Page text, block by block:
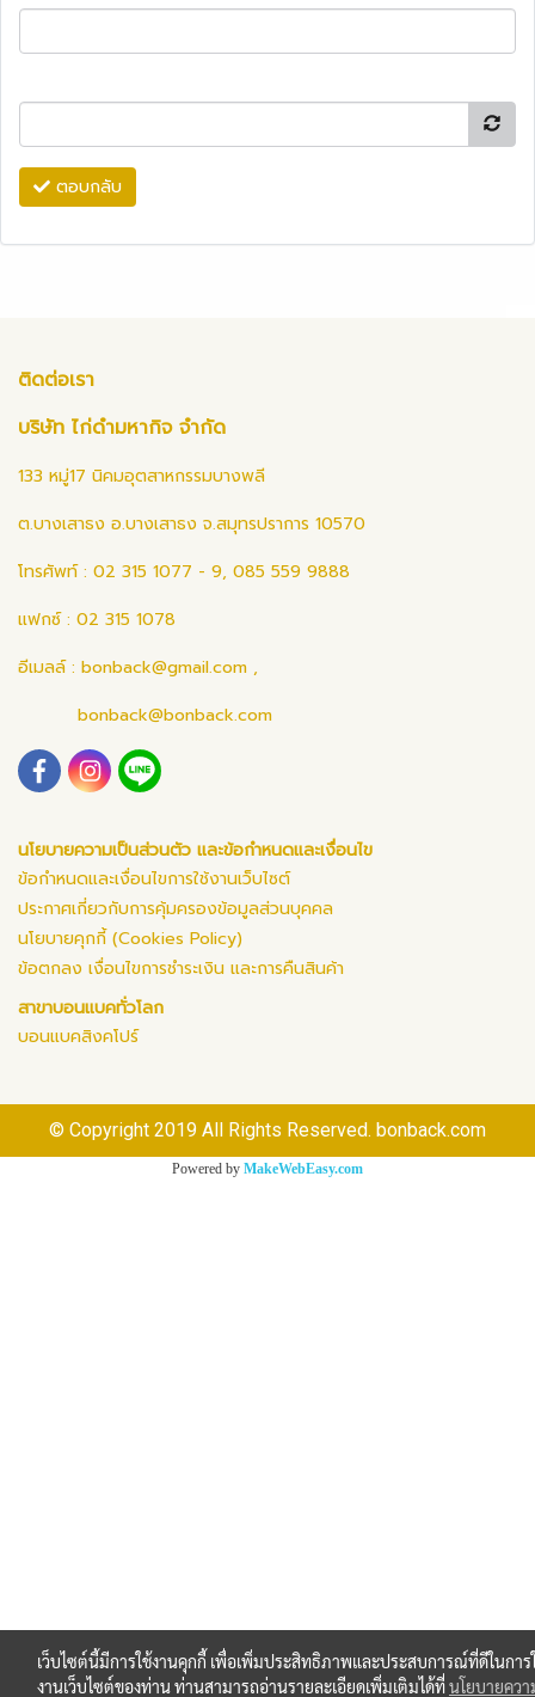
ตอบกลับ
ติดต่อเรา
บริษัท ไก่ดำมหากิจ จำกัด
133 หมู่17 นิคมอุตสาหกรรมบางพลี
ต.บางเสาธง อ.บางเสาธง จ.สมุทรปราการ 10570
โทรศัพท์ : 02 315 1077 - 9, 085 559 9888
แฟกซ์ : 02 315 1078
อีเมลล์ : bonback@gmail.com ,
bonback@bonback.com
นโยบายความเป็นส่วนตัว และข้อกำหนดและเงื่อนไข
ข้อกำหนดและเงื่อนไขการใช้งานเว็บไซต์
ประกาศเกี่ยวกับการคุ้มครองข้อมูลส่วนบุคคล
นโยบายคุกกี้ (Cookies Policy)
ข้อตกลง เงื่อนไขการชำระเงิน และการคืนสินค้า
สาขาบอนแบคทั่วโลก
บอนแบคสิงคโปร์
© Copyright 2019 All Rights Reserved. bonback.com
Powered by MakeWebEasy.com
เว็บไซต์นี้มีการใช้งานคุกกี้ เพื่อเพิ่มประสิทธิภาพและประสบการณ์ที่ดีในการ
งานเว็บไซต์ของท่าน ท่านสามารถอ่านรายละเอียดเพิ่มเติมได้ที่นโยบายควา